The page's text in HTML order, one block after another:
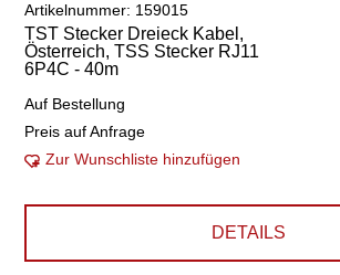
Artikelnummer: 159015
TST Stecker Dreieck Kabel,
Österreich, TSS Stecker RJ11
6P4C - 40m
Auf Bestellung
Preis auf Anfrage
Zur Wunschliste hinzufügen
DETAILS